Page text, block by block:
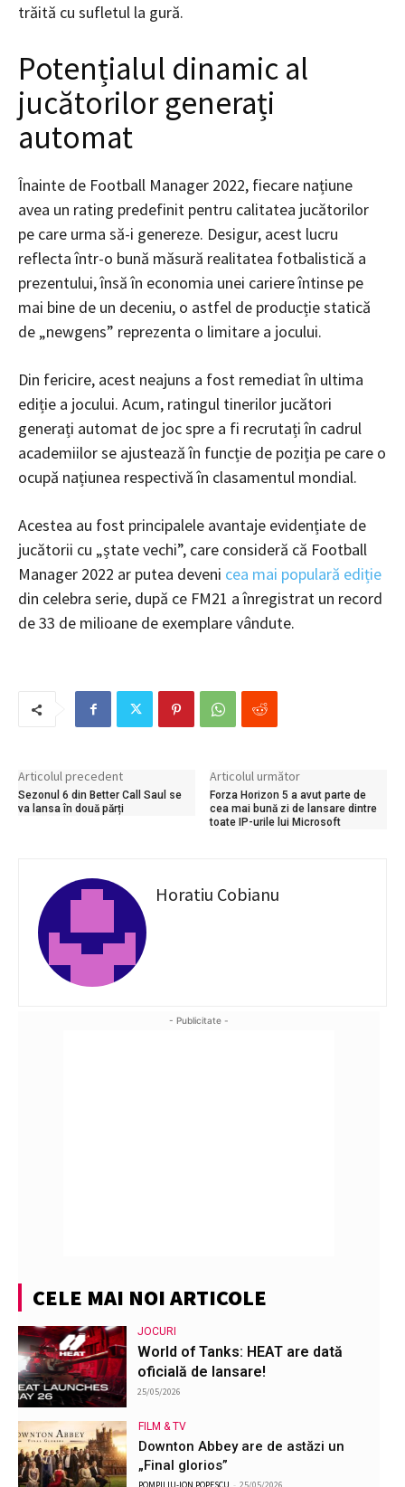
trăită cu sufletul la gură.
Potențialul dinamic al
jucătorilor generați
automat
Înainte de Football Manager 2022, fiecare națiune
avea un rating predefinit pentru calitatea jucătorilor
pe care urma să-i genereze. Desigur, acest lucru
reflecta într-o bună măsură realitatea fotbalistică a
prezentului, însă în economia unei cariere întinse pe
mai bine de un deceniu, o astfel de producție statică
de „newgens” reprezenta o limitare a jocului.
Din fericire, acest neajuns a fost remediat în ultima
ediție a jocului. Acum, ratingul tinerilor jucători
generați automat de joc spre a fi recrutați în cadrul
academiilor se ajustează în funcție de poziția pe care o
ocupă națiunea respectivă în clasamentul mondial.
Acestea au fost principalele avantaje evidențiate de
jucătorii cu „ștate vechi”, care consideră că Football
Manager 2022 ar putea deveni cea mai populară ediție
din celebra serie, după ce FM21 a înregistrat un record
de 33 de milioane de exemplare vândute.
Articolul precedent
Sezonul 6 din Better Call Saul se
va lansa în două părți
Articolul următor
Forza Horizon 5 a avut parte de
cea mai bună zi de lansare dintre
toate IP-urile lui Microsoft
Horatiu Cobianu
- Publicitate -
CELE MAI NOI ARTICOLE
JOCURI
World of Tanks: HEAT are dată
oficială de lansare!
25/05/2026
FILM & TV
Downton Abbey are de astăzi un
„Final glorios”